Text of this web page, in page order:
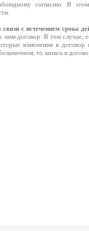
согласию. В
связи с истечением срока
договор. В том случае,
изменения в договор
то запись в